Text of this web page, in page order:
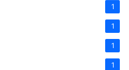
1
1
1
1